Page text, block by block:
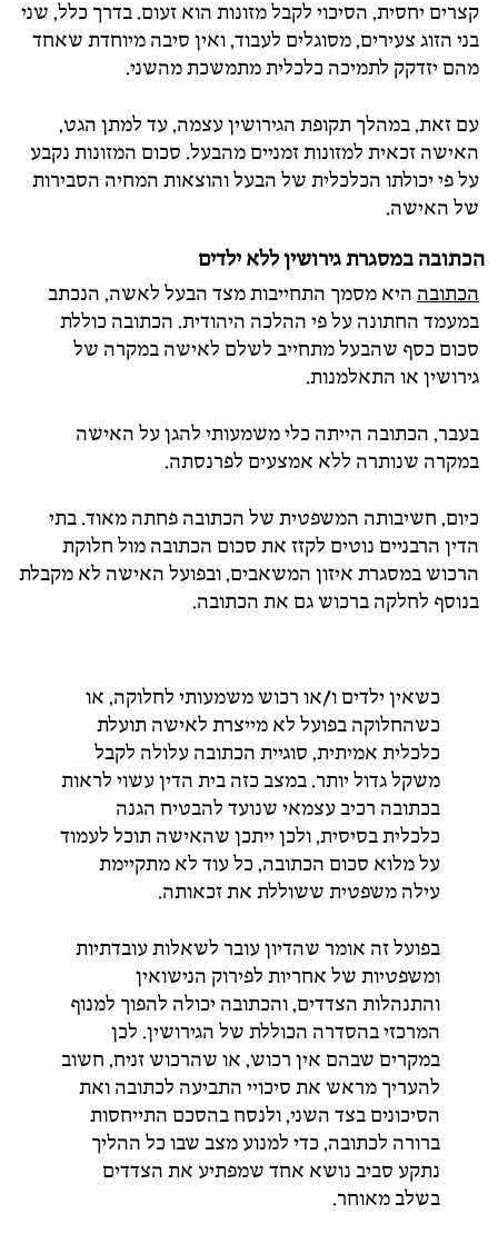
קצרים יחסית, הסיכוי לקבל מזונות הוא זעום. בדרך כלל, שני
בני הזוג צעירים, מסוגלים לעבוד, ואין סיבה מיוחדת שאחד
מהם יזדקק לתמיכה כלכלית מתמשכת מהשני.
עם זאת, במהלך תקופת הגירושין עצמה, עד למתן הגט,
האישה זכאית למזונות זמניים מהבעל. סכום המזונות נקבע
על פי יכולתו הכלכלית של הבעל והוצאות המחיה הסבירות
של האישה.
הכתובה במסגרת גירושין ללא ילדים
הכתובה היא מסמך התחייבות מצד הבעל לאשה, הנכתב
במעמד החתונה על פי ההלכה היהודית. הכתובה כוללת
סכום כסף שהבעל מתחייב לשלם לאישה במקרה של
גירושין או התאלמנות.
בעבר, הכתובה הייתה כלי משמעותי להגן על האישה
במקרה שנותרה ללא אמצעים לפרנסתה.
כיום, חשיבותה המשפטית של הכתובה פחתה מאוד. בתי
הדין הרבניים נוטים לקזז את סכום הכתובה מול חלוקת
הרכוש במסגרת איזון המשאבים, ובפועל האישה לא מקבלת
בנוסף לחלקה ברכוש גם את הכתובה.
כשאין ילדים ו/או רכוש משמעותי לחלוקה, או
כשהחלוקה בפועל לא מייצרת לאישה תועלת
כלכלית אמיתית, סוגיית הכתובה עלולה לקבל
משקל גדול יותר. במצב כזה בית הדין עשוי לראות
בכתובה רכיב עצמאי שנועד להבטיח הגנה
כלכלית בסיסית, ולכן ייתכן שהאישה תוכל לעמוד
על מלוא סכום הכתובה, כל עוד לא מתקיימת
עילה משפטית ששוללת את זכאותה.
בפועל זה אומר שהדיון עובר לשאלות עובדתיות
ומשפטיות של אחריות לפירוק הנישואין
והתנהלות הצדדים, והכתובה יכולה להפוך למנוף
המרכזי בהסדרה הכוללת של הגירושין. לכן
במקרים שבהם אין רכוש, או שהרכוש זניח, חשוב
להעריך מראש את סיכויי התביעה לכתובה ואת
הסיכונים בצד השני, ולנסח בהסכם התייחסות
ברורה לכתובה, כדי למנוע מצב שבו כל ההליך
נתקע סביב נושא אחד שמפתיע את הצדדים
בשלב מאוחר.